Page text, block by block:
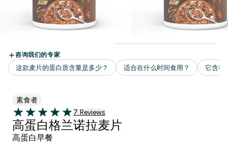
素食者
5 out of 5 stars
7 customer reviews
7 Reviews
高蛋白格兰诺拉麦片
高蛋白早餐